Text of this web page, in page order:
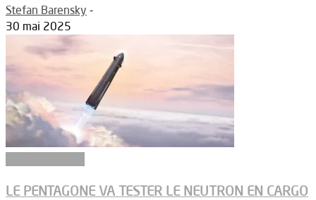
Stefan Barensky -
30 mai 2025
LE PENTAGONE VA TESTER LE NEUTRON EN CARGO